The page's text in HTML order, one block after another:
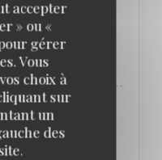
accepter
» ou «
gérer
Vous
choix à
sur
un
des
UNE NOUVELLE